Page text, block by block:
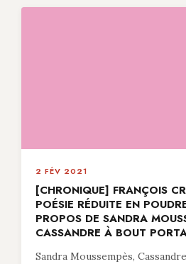
2 FÉV 2021
[CHRONIQUE] FRANÇOIS
POÉSIE RÉDUITE EN
PROPOS DE SANDRA
CASSANDRE À BOUT
Sandra Moussempès,